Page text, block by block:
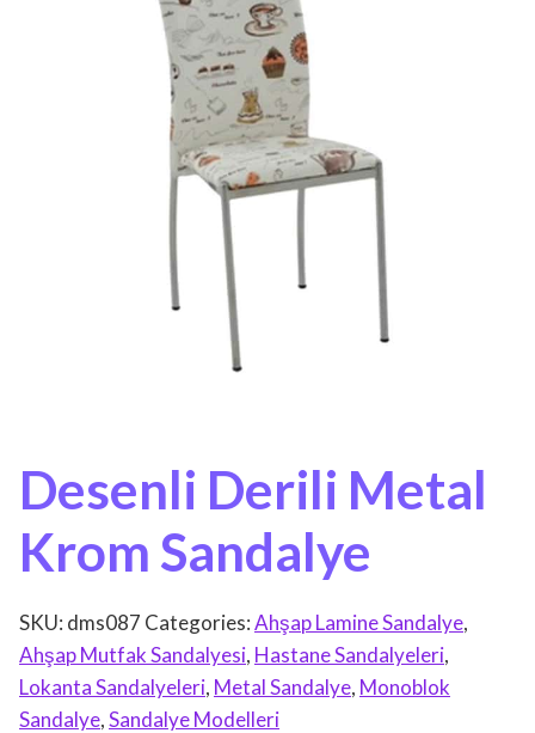
Desenli Derili Metal
Krom Sandalye
SKU: dms087 Categories:Ahşap Lamine Sandalye,
Ahşap Mutfak Sandalyesi, Hastane Sandalyeleri,
Lokanta Sandalyeleri, Metal Sandalye, Monoblok
Sandalye,Sandalye Modelleri